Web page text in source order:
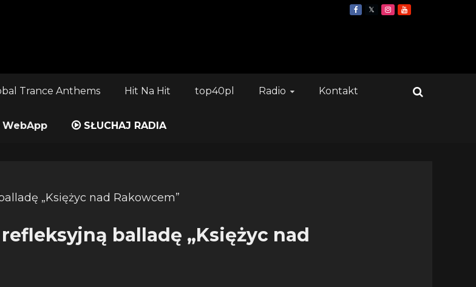
Trance Anthems Hit Na Hit top40pl Radio Kontakt
WebApp SŁUCHAJ RADIA
balladę „Księżyc nad